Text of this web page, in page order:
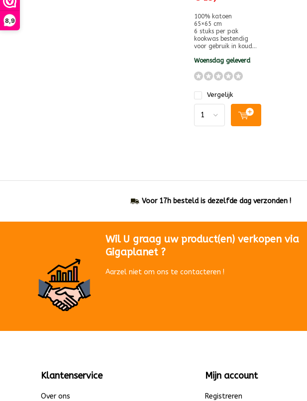
8,9
100% katoen
65×65 cm
6 stuks per pak
kookwas bestendig
voor gebruik in koud...
Woensdag geleverd
Vergelijk
Voor 17h besteld is dezelfde dag verzonden !
Wil U graag uw product(en) verkopen via
Gigaplanet ?
Aarzel niet om ons te contacteren !
Klantenservice
Over ons
Mijn account
Registreren